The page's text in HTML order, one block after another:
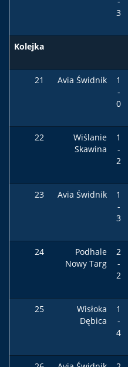
3
Kolejka
21 Avia Świdnik
1
-
0
22
Wiślanie
Skawina
1
-
2
23 Avia Świdnik
1
-
3
24
Podhale
Nowy Targ
2
-
2
25
Wisłoka
Dębica
1
-
4